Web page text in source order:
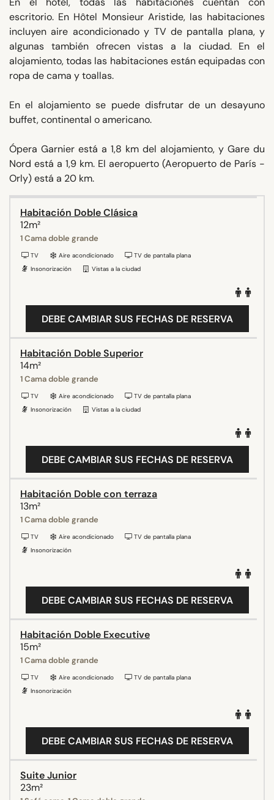
escritorio. En Hôtel Monsieur Aristide, las habitaciones
incluyen aire acondicionado y TV de pantalla plana, y
algunas también ofrecen vistas a la ciudad. En el
alojamiento, todas las habitaciones están equipadas con
ropa de cama y toallas.
En el alojamiento se puede disfrutar de un desayuno
buffet, continental o americano.
Ópera Garnier está a 1,8 km del alojamiento, y Gare du
Nord está a 1,9 km. El aeropuerto (Aeropuerto de París -
Orly) está a 20 km.
Habitación Doble Clásica
12m²
1 Cama doble grande
TV Aire acondicionado
TV de pantalla plana
Insonorización
Vistas a la ciudad
DEBE CAMBIAR SUS FECHAS DE RESERVA
Habitación Doble Superior
14m²
1 Cama doble grande
TV Aire acondicionado
TV de pantalla plana
Insonorización
Vistas a la ciudad
DEBE CAMBIAR SUS FECHAS DE RESERVA
Habitación Doble con terraza
13m²
1 Cama doble grande
TV Aire acondicionado
TV de pantalla plana
Insonorización
DEBE CAMBIAR SUS FECHAS DE RESERVA
Habitación Doble Executive
15m²
1 Cama doble grande
TV Aire acondicionado
TV de pantalla plana
Insonorización
DEBE CAMBIAR SUS FECHAS DE RESERVA
Suite Junior
23m²